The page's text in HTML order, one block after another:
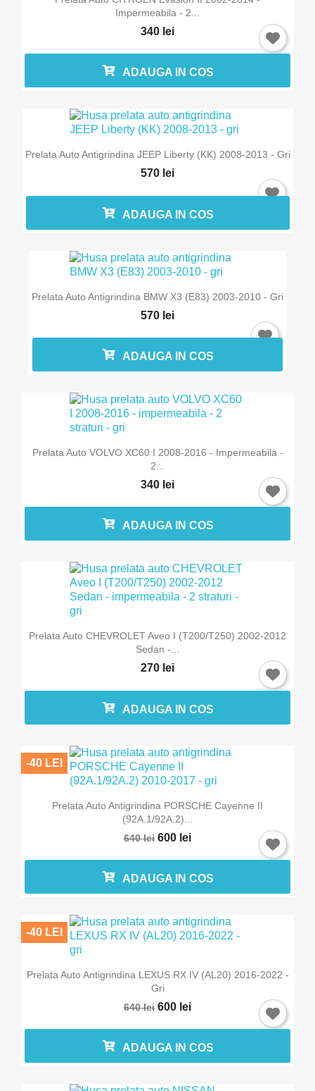
Impermeabila - 2...
340 lei
ADAUGA IN COS
Prelata Auto Antigrindina JEEP Liberty (KK) 2008-2013 - Gri
570 lei
ADAUGA IN COS
Prelata Auto Antigrindina BMW X3 (E83) 2003-2010 - Gri
570 lei
ADAUGA IN COS
Prelata Auto VOLVO XC60 I 2008-2016 - Impermeabila -
2...
340 lei
ADAUGA IN COS
Prelata Auto CHEVROLET Aveo I (T200/T250) 2002-2012
Sedan -...
270 lei
ADAUGA IN COS
Prelata Auto Antigrindina PORSCHE Cayenne II
(92A.1/92A.2)...
640 lei 600 lei
-40 LEI
ADAUGA IN COS
Prelata Auto Antigrindina LEXUS RX IV (AL20) 2016-2022 -
Gri
640 lei 600 lei
-40 LEI
ADAUGA IN COS
×
Trebuie sa fi logat in contul de client pentru a salva
Intra in cont